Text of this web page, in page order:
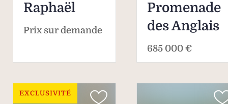
Raphaël
Prix sur demande
Promenade
des Anglais
685 000 €
EXCLUSIVITÉ